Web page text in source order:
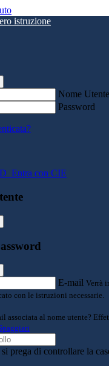
Nome Utente
Password
Entra con CIE
E-mail Verrà
con le istruzioni necessarie.
associata al nome utente?
prega di controllare la